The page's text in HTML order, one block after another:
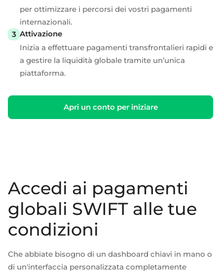
per ottimizzare i percorsi dei vostri pagamenti
internazionali.
Attivazione
Inizia a effettuare pagamenti transfrontalieri rapidi e
a gestire la liquidità globale tramite un’unica
piattaforma.
Apri un conto per iniziare
Accedi ai pagamenti
globali SWIFT alle tue
condizioni
Che abbiate bisogno di un dashboard chiavi in mano o
di un'interfaccia personalizzata completamente